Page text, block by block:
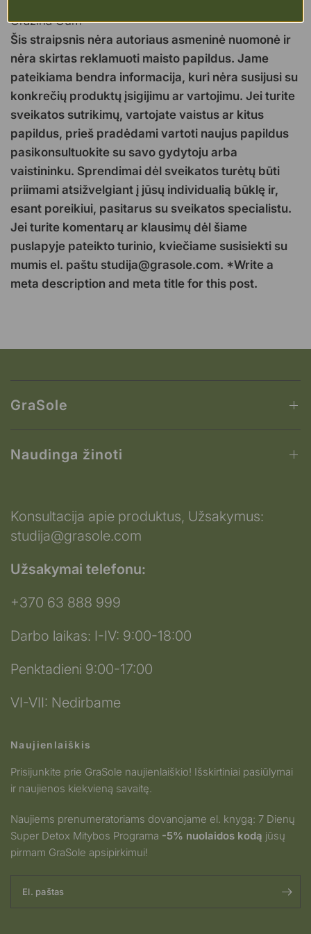
Gražina Gum
Šis straipsnis nėra autoriaus asmeninė nuomonė ir
nėra skirtas reklamuoti maisto papildus. Jame
pateikiama bendra informacija, kuri nėra susijusi su
konkrečių produktų įsigijimu ar vartojimu. Jei turite
sveikatos sutrikimų, vartojate vaistus ar kitus
papildus, prieš pradėdami vartoti naujus papildus
pasikonsultuokite su savo gydytoju arba
vaistininku. Sprendimai dėl sveikatos turėtų būti
priimami atsižvelgiant į jūsų individualią būklę ir,
esant poreikiui, pasitarus su sveikatos specialistu.
Jei turite komentarų ar klausimų dėl šiame
puslapyje pateikto turinio, kviečiame susisiekti su
mumis el. paštu studija@grasole.com. *Write a
meta description and meta title for this post.
GraSole
Naudinga žinoti
Konsultacija apie produktus, Užsakymus:
studija@grasole.com
Užsakymai telefonu:
+370 63 888 999
Darbo laikas: I-IV: 9:00-18:00
Penktadieni 9:00-17:00
VI-VII: Nedirbame
Naujienlaiškis
Prisijunkite prie GraSole naujienlaiškio! Išskirtiniai pasiūlymai
ir naujienos kiekvieną savaitę.
Naujiems prenumeratoriams dovanojame el. knygą: 7 Dienų
Super Detox Mitybos Programa -5% nuolaidos kodą jūsų
pirmam GraSole apsipirkimui!
El. paštas